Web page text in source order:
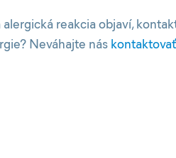
reakcia objaví,
Neváhajte nás kontaktovať